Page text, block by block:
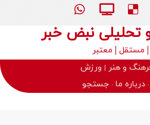
تحلیلی نبض خبر
مستقل
معتبر
و هنر
ورزش
درباره ما جستجو